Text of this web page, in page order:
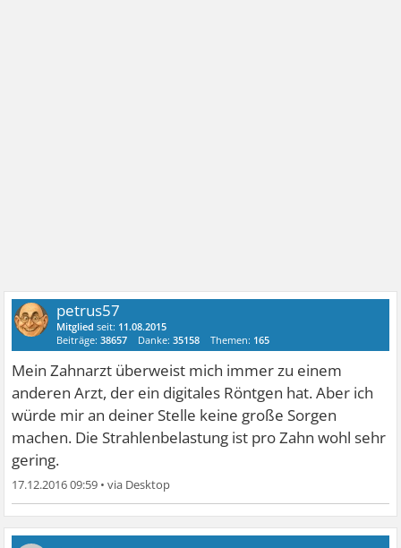
petrus57
Mitglied seit: 11.08.2015
Beiträge:38657 Danke:35158 Themen: 165
Mein Zahnarzt überweist mich immer zu einem
anderen Arzt, der ein digitales Röntgen hat. Aber ich
würde mir an deiner Stelle keine große Sorgen
machen. Die Strahlenbelastung ist pro Zahn wohl sehr
gering.
17.12.2016 09:59 •